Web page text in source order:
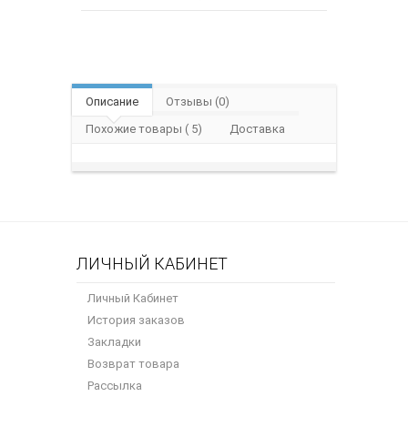
Описание
Отзывы (0)
Похожие товары ( 5)
Доставка
ЛИЧНЫЙ КАБИНЕТ
Личный Кабинет
История заказов
Закладки
Возврат товара
Рассылка